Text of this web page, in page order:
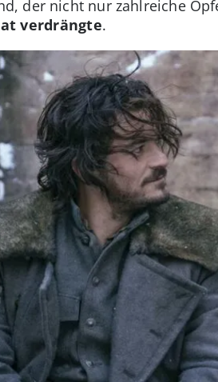
der nicht nur zahlreiche
verdrängte.